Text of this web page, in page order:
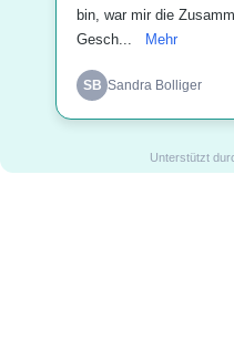
bin, war mir die
Gesch...
Mehr
SB Sandra Bolliger
Unterstützt